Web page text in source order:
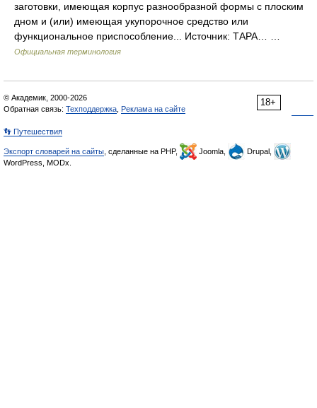
заготовки, имеющая корпус разнообразной формы с плоским
дном и (или) имеющая укупорочное средство или
функциональное приспособление... Источник: ТАРА… …
Официальная терминология
18+
© Академик, 2000-2026
Обратная связь: Техподдержка Реклама на сайте
👣 Путешествия
Экспорт словарей на сайты , сделанные на PHP, Joomla,
Drupal,
WordPress, MODx.